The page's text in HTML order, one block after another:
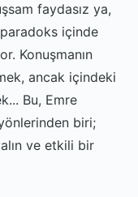
faydasız ya,
içinde
Konuşmanın
ancak içindeki
Bu, Emre
biri;
ve etkili bir